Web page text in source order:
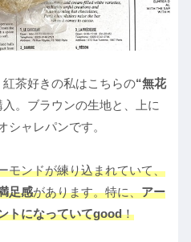
茶好きの私はこちらの“無花
入。ブラウンの生地と、上に
シャレパンです。
モンドが練り込まれていて、
足感があります。特に、アー
トになっていてgood！